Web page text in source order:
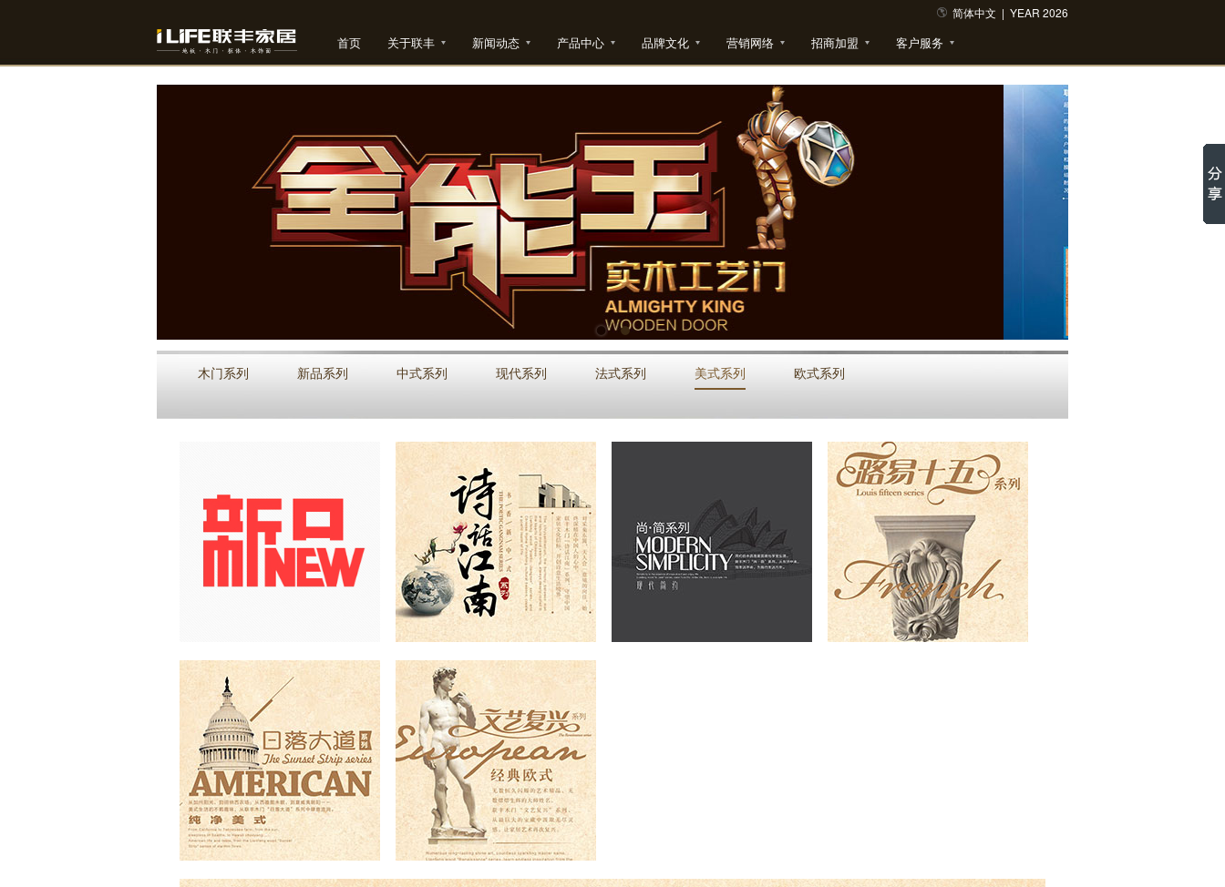
简体中文 | YEAR 2026
首页 关于联丰 新闻动态 产品中心 品牌文化 营销网络 招商加盟 客户服务
木门系列 新品系列 中式系列 现代系列 法式系列 美式系列 欧式系列
新品系列 中式系列 现代系列
美式系列